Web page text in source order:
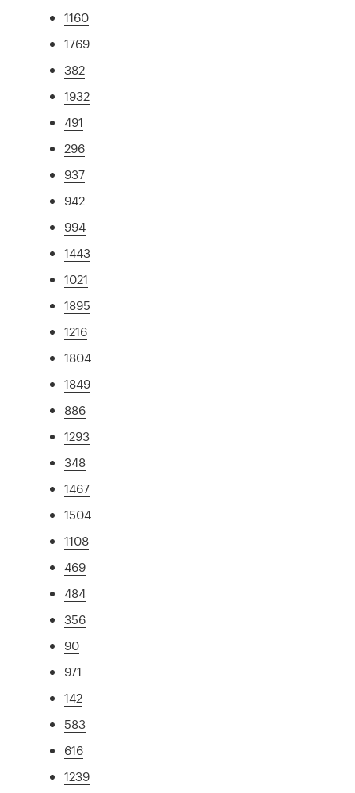
1160
1769
382
1932
491
296
937
942
994
1443
1021
1895
1216
1804
1849
886
1293
348
1467
1504
1108
469
484
356
90
971
142
583
616
1239